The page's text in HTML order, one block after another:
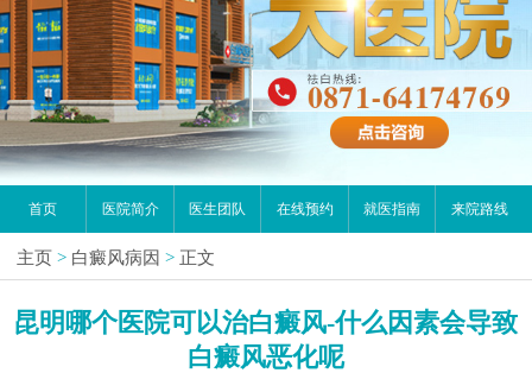
首页 医院简介 医生团队 在线预约 就医指南 来院路线
主页 > 白癜风病因 > 正文
昆明哪个医院可以治白癜风-什么因素会导致
白癜风恶化呢